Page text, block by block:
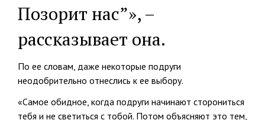
Позорит нас”», –
рассказывает она.
По ее словам, даже некоторые подруги
неодобрительно отнеслись к ее выбору.
«Самое обидное, когда подруги начинают сторониться
тебя и не cветиться с тобой. Потом объясняют это тем,